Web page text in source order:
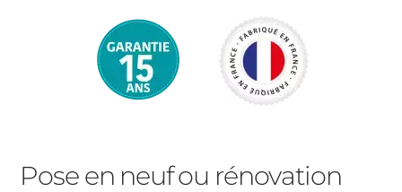
Pose en neuf ou rénovation